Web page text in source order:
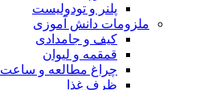
پلنر و تودولیست
ملزومات دانش آموزی
کیف و جامدادی
قمقمه و لیوان
چراغ مطالعه و ساعت
ظرف غذا